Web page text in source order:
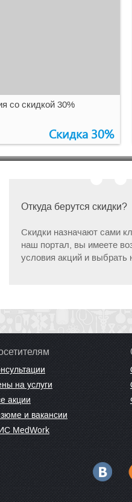
со скидкой 30%
Скидка 30%
Откуда берутся скидки?
Скидки назначают сами
наш портал, вы имеете
условия акций и выбрать
на услуги
акции
и вакансии
MedWork